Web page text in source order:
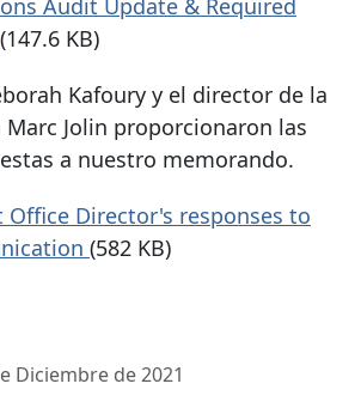
Audit Update & Required
(147.6 KB)
Kafoury y el director de la
Jolin proporcionaron las
a nuestro memorando.
Office Director's responses to
(582 KB)
Diciembre de 2021